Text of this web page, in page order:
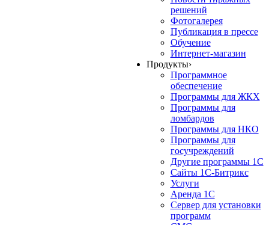
решений
Фотогалерея
Публикация в прессе
Обучение
Интернет-магазин
Продукты›
Программное
обеспечение
Программы для ЖКХ
Программы для
ломбардов
Программы для НКО
Программы для
госучреждений
Другие программы 1С
Сайты 1С-Битрикс
Услуги
Аренда 1С
Сервер для установки
программ